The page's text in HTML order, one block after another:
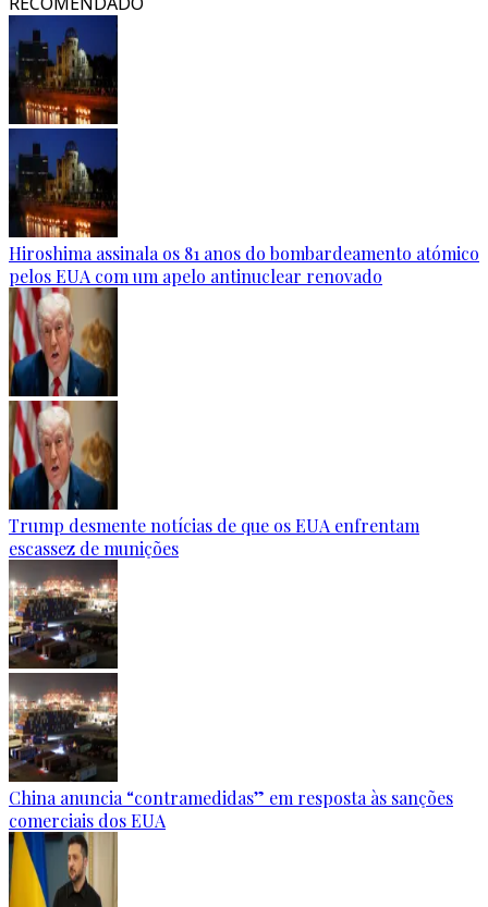
Hiroshima assinala os 81 anos do bombardeamento atómico
pelos EUA com um apelo antinuclear renovado
Trump desmente notícias de que os EUA enfrentam
escassez de munições
China anuncia “contramedidas” em resposta às sanções
comerciais dos EUA